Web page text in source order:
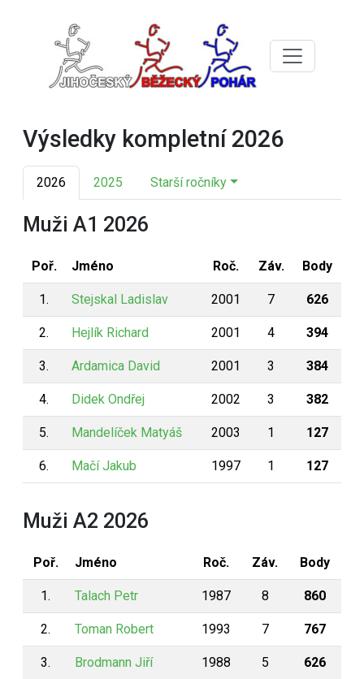
Výsledky kompletní 2026
2026 2025 Starší ročníky
Muži A1 2026
Poř. Jméno Roč. Záv. Body
1. Stejskal Ladislav 2001 7 626
2. Hejlík Richard 2001 4 394
3. Ardamica David 2001 3 384
4. Didek Ondřej 2002 3 382
5. Mandelíček Matyáš 2003 1 127
6. Mačí Jakub 1997 1 127
Muži A2 2026
Poř. Jméno Roč. Záv. Body
1. Talach Petr 1987 8 860
2. Toman Robert 1993 7 767
3. Brodmann Jiří 1988 5 626